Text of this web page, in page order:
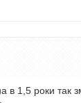
в 1,5 роки так